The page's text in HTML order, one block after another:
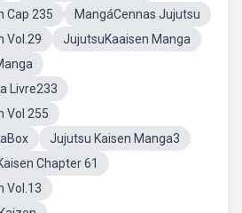
Cap 235
MangáCennas Jujutsu
Vol.29
JujutsuKaaisen Manga
Livre233
Vol 255
Jujutsu Kaisen Manga3
Chapter 61
Vol.13